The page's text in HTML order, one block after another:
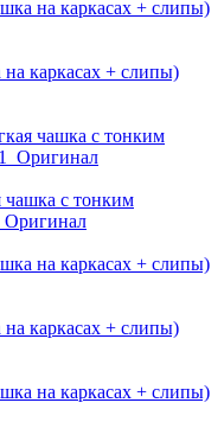
каркасах + слипы)
чашка с тонким
каркасах + слипы)